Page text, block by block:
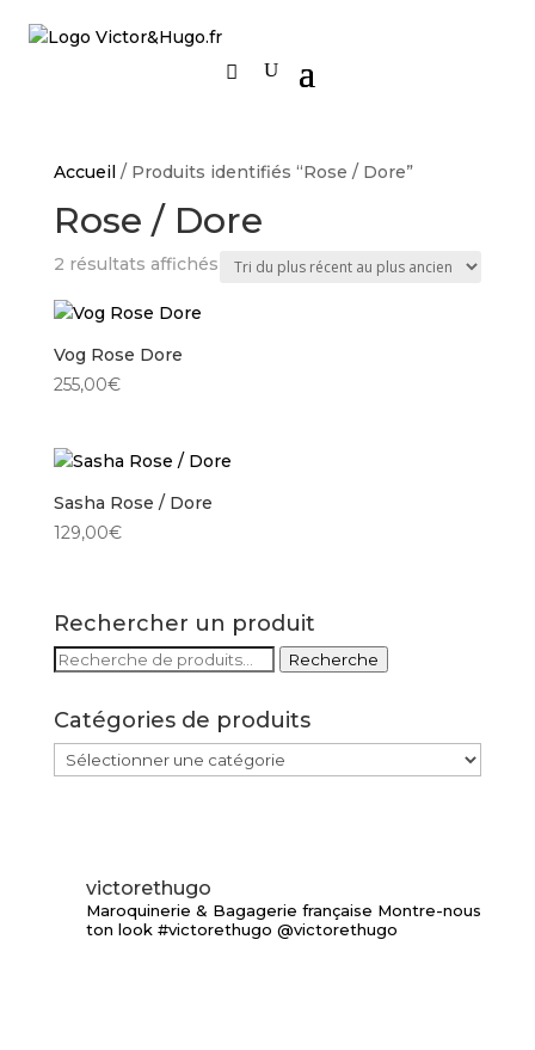
Accueil/ Produits identifiés “Rose / Dore”
Rose / Dore
2 résultats affichésTrié
Vog Rose Dore
255,00€
Sasha Rose / Dore
129,00€
Rechercher un produit
Recherche
Recherche
Catégories de produits
victorethugo
Maroquinerie & Bagagerie française Montre-nous
ton look #victorethugo @victorethugo